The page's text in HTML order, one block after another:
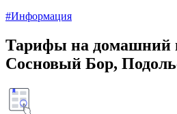
#Информация
Тарифы на домашний
Сосновый Бор,